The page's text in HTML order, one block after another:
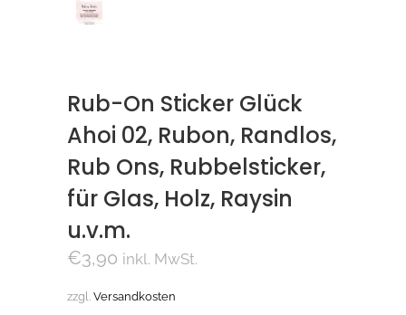
Rub-On Sticker Glück
Ahoi 02, Rubon, Randlos,
Rub Ons, Rubbelsticker,
für Glas, Holz, Raysin
u.v.m.
€3,90 inkl. MwSt.
zzgl. Versandkosten